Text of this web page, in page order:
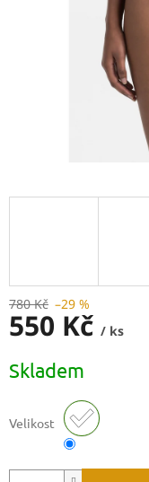
780 Kč –29 %
550 Kč / ks
cena:
Skladem
Velikost